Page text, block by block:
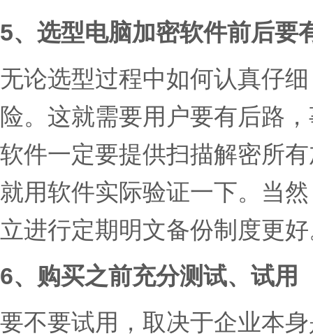
5、选型电脑加密软件前后要
无论选型过程中如何认真仔
险。这就需要用户要有后路
软件一定要提供扫描解密所
就用软件实际验证一下。当
立进行定期明文备份制度更
6、购买之前充分测试、试用
要不要试用，取决于企业本